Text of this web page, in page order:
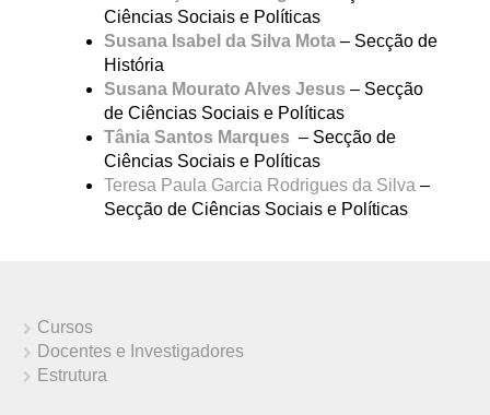
Ciências Sociais e Políticas
Susana Isabel da Silva Mota – Secção de
História
Susana Mourato Alves Jesus – Secção
de Ciências Sociais e Políticas
Tânia Santos Marques – Secção de
Ciências Sociais e Políticas
Teresa Paula Garcia Rodrigues da Silva –
Secção de Ciências Sociais e Políticas
Cursos
Docentes e Investigadores
Estrutura